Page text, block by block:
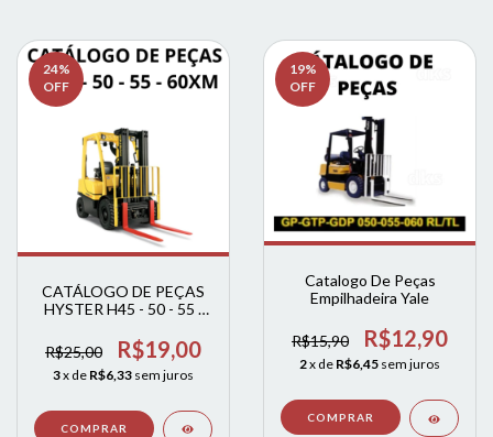
24%
OFF
CATÁLOGO DE PEÇAS
HYSTER H45 - 50 - 55 -
R$25,00
R$19,00
3x de R$6,33 sem juros
19%
OFF
Catalogo De Peças
Empilhadeira Yale
R$15,90 R$12,90
2x de R$6,45 sem juros